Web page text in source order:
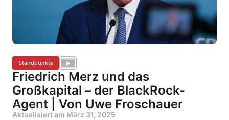
Standpunkte
Friedrich Merz und das
Großkapital – der BlackRock-
Agent | Von Uwe Froschauer
Aktualisiert am März 31, 2025